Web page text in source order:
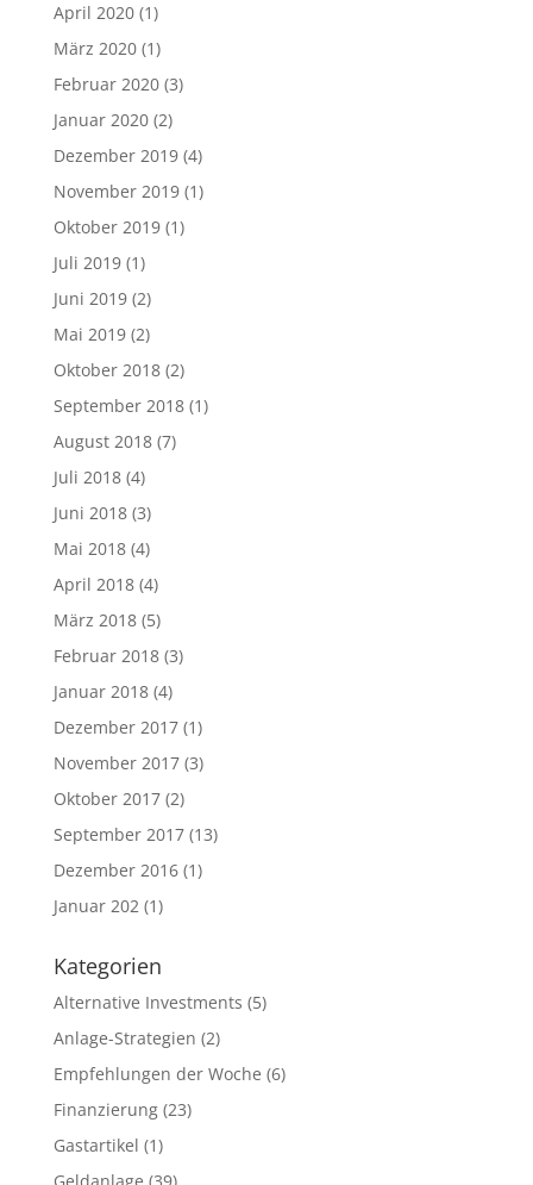
April 2020(1)
März 2020(1)
Februar 2020(3)
Januar 2020(2)
Dezember 2019(4)
November 2019(1)
Oktober 2019(1)
Juli 2019(1)
Juni 2019(2)
Mai 2019(2)
Oktober 2018(2)
September 2018(1)
August 2018(7)
Juli 2018(4)
Juni 2018(3)
Mai 2018(4)
April 2018(4)
März 2018(5)
Februar 2018(3)
Januar 2018(4)
Dezember 2017(1)
November 2017(3)
Oktober 2017(2)
September 2017(13)
Dezember 2016(1)
Januar 202(1)
Kategorien
Alternative Investments (5)
Anlage-Strategien (2)
Empfehlungen der Woche (6)
Finanzierung(23)
Gastartikel (1)